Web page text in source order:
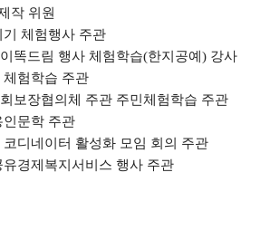
작 위원
체험행사 주관
똑드림 행사 체험학습(한지공예) 강사
험학습 주관
보장협의체 주관 주민체험학습 주관
문학 주관
디네이터 활성화 모임 회의 주관
경제복지서비스 행사 주관